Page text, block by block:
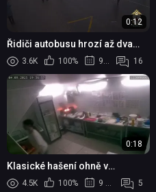
0:12
Řidiči autobusu hrozí až dva
roky vězení za přejetí ženy
3.6K 100% 9 měsíců 16
0:18
Klasické hašení ohně v
kuchyni...
4.5K 100% 9 měsíců 5